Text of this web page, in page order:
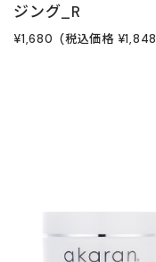
ジング_R
¥1,680 (税込価格 ¥1,848